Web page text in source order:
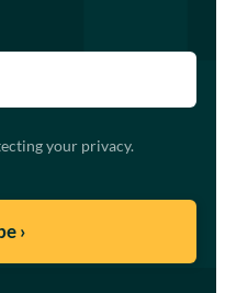
your privacy.